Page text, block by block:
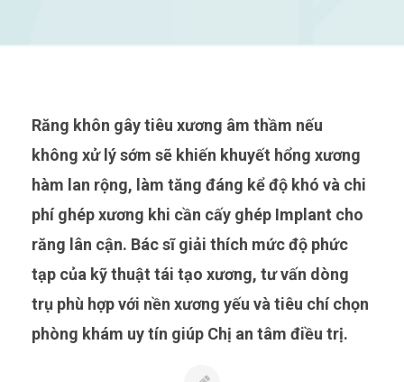
Răng khôn gây tiêu xương âm thầm nếu
không xử lý sớm sẽ khiến khuyết hổng xương
hàm lan rộng, làm tăng đáng kể độ khó và chi
phí ghép xương khi cần cấy ghép Implant cho
răng lân cận. Bác sĩ giải thích mức độ phức
tạp của kỹ thuật tái tạo xương, tư vấn dòng
trụ phù hợp với nền xương yếu và tiêu chí chọn
phòng khám uy tín giúp Chị an tâm điều trị.